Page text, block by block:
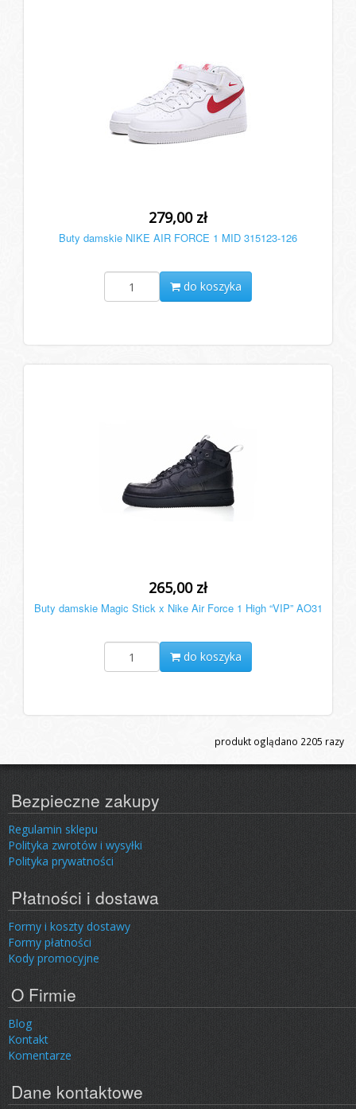
279,00 zł
Buty damskie NIKE AIR FORCE 1 MID 315123-126
do koszyka
265,00 zł
Buty damskie Magic Stick x Nike Air Force 1 High “VIP” AO31
do koszyka
produkt oglądano 2205 razy
Bezpieczne zakupy
Regulamin sklepu
Polityka zwrotów i wysyłki
Polityka prywatności
Płatności i dostawa
Formy i koszty dostawy
Formy płatności
Kody promocyjne
O Firmie
Blog
Kontakt
Komentarze
Dane kontaktowe